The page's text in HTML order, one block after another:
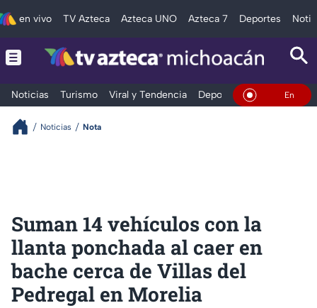
en vivo TV Azteca Azteca UNO Azteca 7 Deportes
Noticias Turismo Viral y Tendencia Deportes Espectáculos
En Vivo
Noticias Nota
Suman 14 vehículos con la
llanta ponchada al caer en
bache cerca de Villas del
Pedregal en Morelia